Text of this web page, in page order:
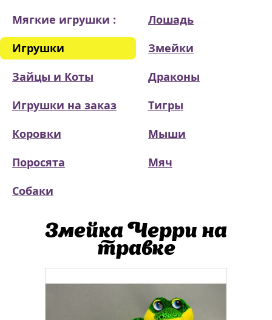
Мягкие игрушки :
Лошадь
Игрушки
Змейки
Зайцы и Коты
Драконы
Игрушки на заказ
Тигры
Коровки
Мыши
Поросята
Мяч
Собаки
Змейка Черри на
травке